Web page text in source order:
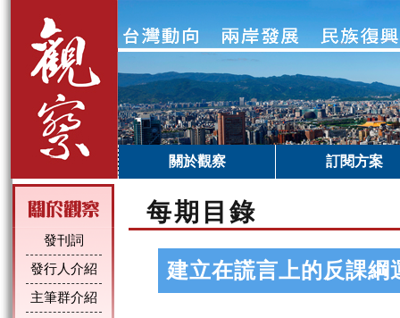
關於觀察 訂閱方案
發刊詞
發行人介紹
主筆群介紹
每期目錄
建立在謊言上的反課綱